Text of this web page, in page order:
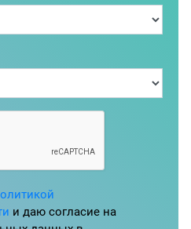
и даю согласие на